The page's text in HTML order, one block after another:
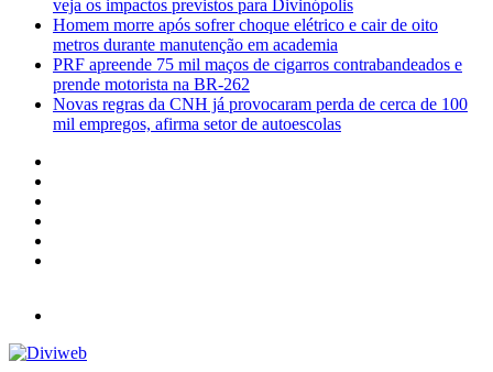
veja os impactos previstos para Divinópolis
Homem morre após sofrer choque elétrico e cair de oito
metros durante manutenção em academia
PRF apreende 75 mil maços de cigarros contrabandeados e
prende motorista na BR-262
Novas regras da CNH já provocaram perda de cerca de 100
mil empregos, afirma setor de autoescolas